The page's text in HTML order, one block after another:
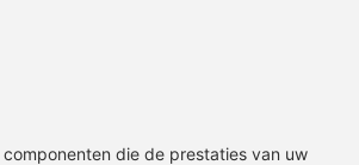
die de prestaties van uw